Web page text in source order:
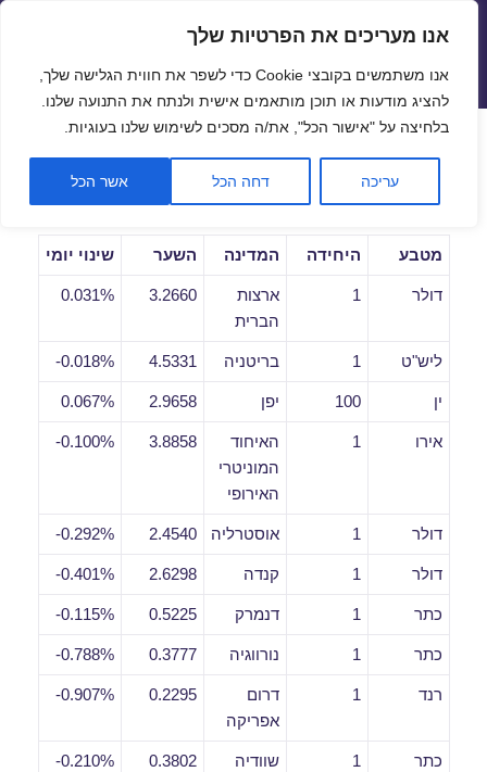
פתח
אנו מעריכים את הפרטיות שלך
אנו משתמשים בקובצי Cookie כדי לשפר את חווית הגלישה שלך,
להציג מודעות או תוכן מותאמים אישית ולנתח את התנועה שלנו.
בלחיצה על "אישור הכל", את/ה מסכים לשימוש שלנו בעוגיות.
עריכה דחה הכל אשר הכל
שערי חליפין יציגים – שער יציג
תפריטים
ווידג'טים
שערי חליפין יומיים לתאריך
21/06/2021
מטבע היחידה המדינה השער שינוי יומי
דולר 1
ארצות
הברית
3.2660
0.031%
ליש"ט 1 בריטניה 4.5331
0.018%-
ין 100 יפן 2.9658
0.067%
אירו 1
האיחוד
המוניטרי
האירופי
3.8858
0.100%-
דולר 1 אוסטרליה 2.4540
0.292%-
דולר 1 קנדה 2.6298
0.401%-
כתר 1 דנמרק 0.5225
0.115%-
כתר 1 נורווגיה 0.3777
0.788%-
רנד 1
דרום
אפריקה
0.2295
0.907%-
כתר 1 שוודיה 0.3802
0.210%-